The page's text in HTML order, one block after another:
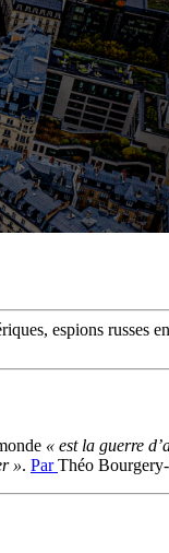
espions russes
« est la guerre
». ParThéo